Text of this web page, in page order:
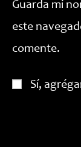
(opcional)
Guarda mi
este
comente.
Sí,